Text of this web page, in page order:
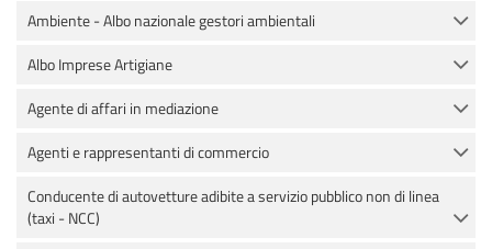
Ambiente - Albo nazionale gestori ambientali
Albo Imprese Artigiane
Agente di affari in mediazione
Agenti e rappresentanti di commercio
Conducente di autovetture adibite a servizio pubblico non di linea
(taxi - NCC)